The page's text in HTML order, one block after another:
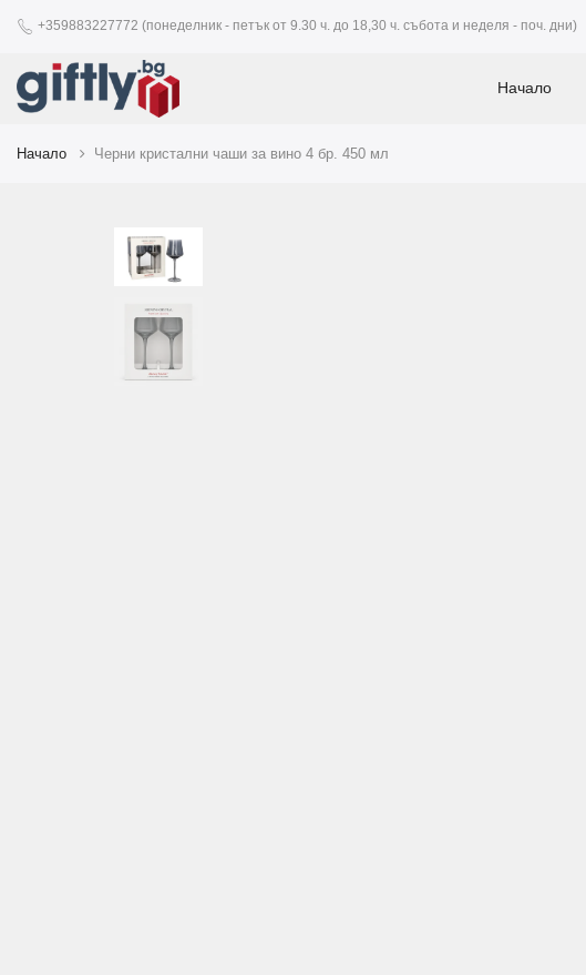
+359883227772 (понеделник - петък от 9.30 ч. до 18,30 ч. събота и неделя - поч. дни)
Начало
Начало Черни кристални чаши за вино 4 бр. 450 мл